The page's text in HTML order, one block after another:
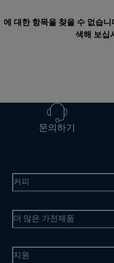
에 대한 항목을 찾을 수 없습
색해 보십
문의하기
커피
더 많은 가전제품
지원